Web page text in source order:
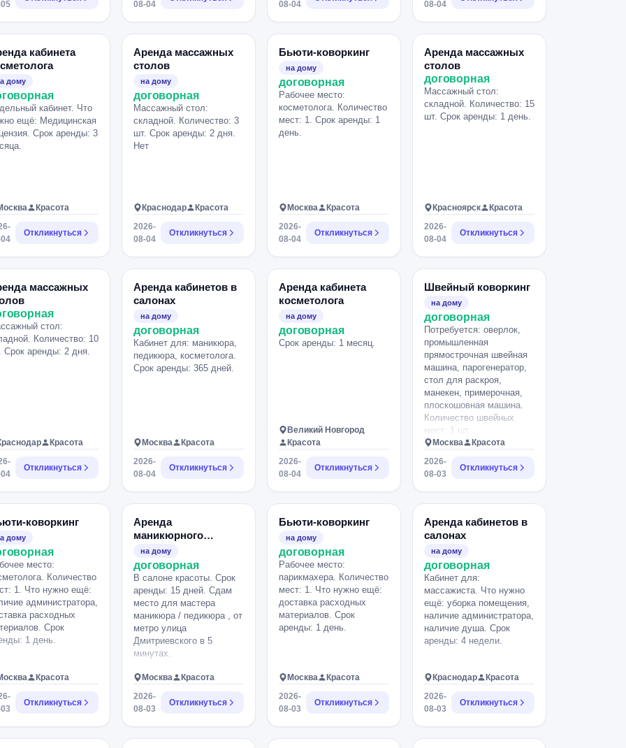
08-04
08-04
08-04
кабинета
дому
кабинет. Что
ещё: Медицинская
Срок аренды: 3
Красота
Откликнуться
Аренда массажных
столов
на дому
договорная
Массажный стол:
складной. Количество: 3
шт. Срок аренды: 2 дня.
Нет
Краснодар
Красота
2026-
08-04
Откликнуться
Бьюти-коворкинг
на дому
договорная
Рабочее место:
косметолога. Количество
мест: 1. Срок аренды: 1
день.
Москва
Красота
2026-
08-04
Откликнуться
Аренда массажных
столов
договорная
Массажный стол:
складной. Количество: 15
шт. Срок аренды: 1 день.
Красноярск
Красота
2026-
08-04
Откликнуться
массажных
стол:
Количество: 10
Срок аренды: 2 дня.
Красота
Откликнуться
Аренда кабинетов в
салонах
на дому
договорная
Кабинет для: маникюра,
педикюра, косметолога.
Срок аренды: 365 дней.
Москва
Красота
2026-
08-04
Откликнуться
Аренда кабинета
косметолога
на дому
договорная
Срок аренды: 1 месяц.
Великий Новгород
Красота
2026-
08-04
Откликнуться
Швейный коворкинг
на дому
договорная
Потребуется: оверлок,
промышленная
прямострочная швейная
машина, парогенератор,
стол для раскроя,
манекен, примерочная,
плоскошовная машина.
Количество швейных
мест: 1 шт.
Москва
Красота
2026-
08-03
Откликнуться
коворкинг
дому
место:
Количество
1. Что нужно ещё:
администратора,
расходных
Срок
1 день.
Красота
Откликнуться
Аренда
маникюрного
кабинета
на дому
договорная
В салоне красоты. Срок
аренды: 15 дней. Сдам
место для мастера
маникюра / педикюра , от
метро улица
Дмитриевского в 5
минутах.
Москва
Красота
2026-
08-03
Откликнуться
Бьюти-коворкинг
на дому
договорная
Рабочее место:
парикмахера. Количество
мест: 1. Что нужно ещё:
доставка расходных
материалов. Срок
аренды: 1 день.
Москва
Красота
2026-
08-03
Откликнуться
Аренда кабинетов в
салонах
на дому
договорная
Кабинет для:
массажиста. Что нужно
ещё: уборка помещения,
наличие администратора,
наличие душа. Срок
аренды: 4 недели.
Краснодар
Красота
2026-
08-03
Откликнуться